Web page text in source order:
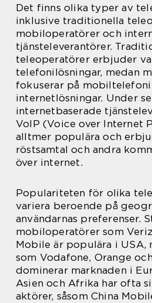
Det finns olika typer av
inklusive traditionella
mobiloperatörer och
tjänsteleverantörer.
teleoperatörer erbjuder
telefonilösningar, medan
fokuserar på
internetlösningar. Under
internetbaserade
VoIP (Voice over Internet
alltmer populära och
röstsamtal och andra
över internet.
Populariteten för olika
variera beroende på
användarnas preferenser.
mobiloperatörer som
Mobile är populära i USA,
som Vodafone, Orange
dominerar marknaden i
Asien och Afrika har ofta
aktörer, såsom China